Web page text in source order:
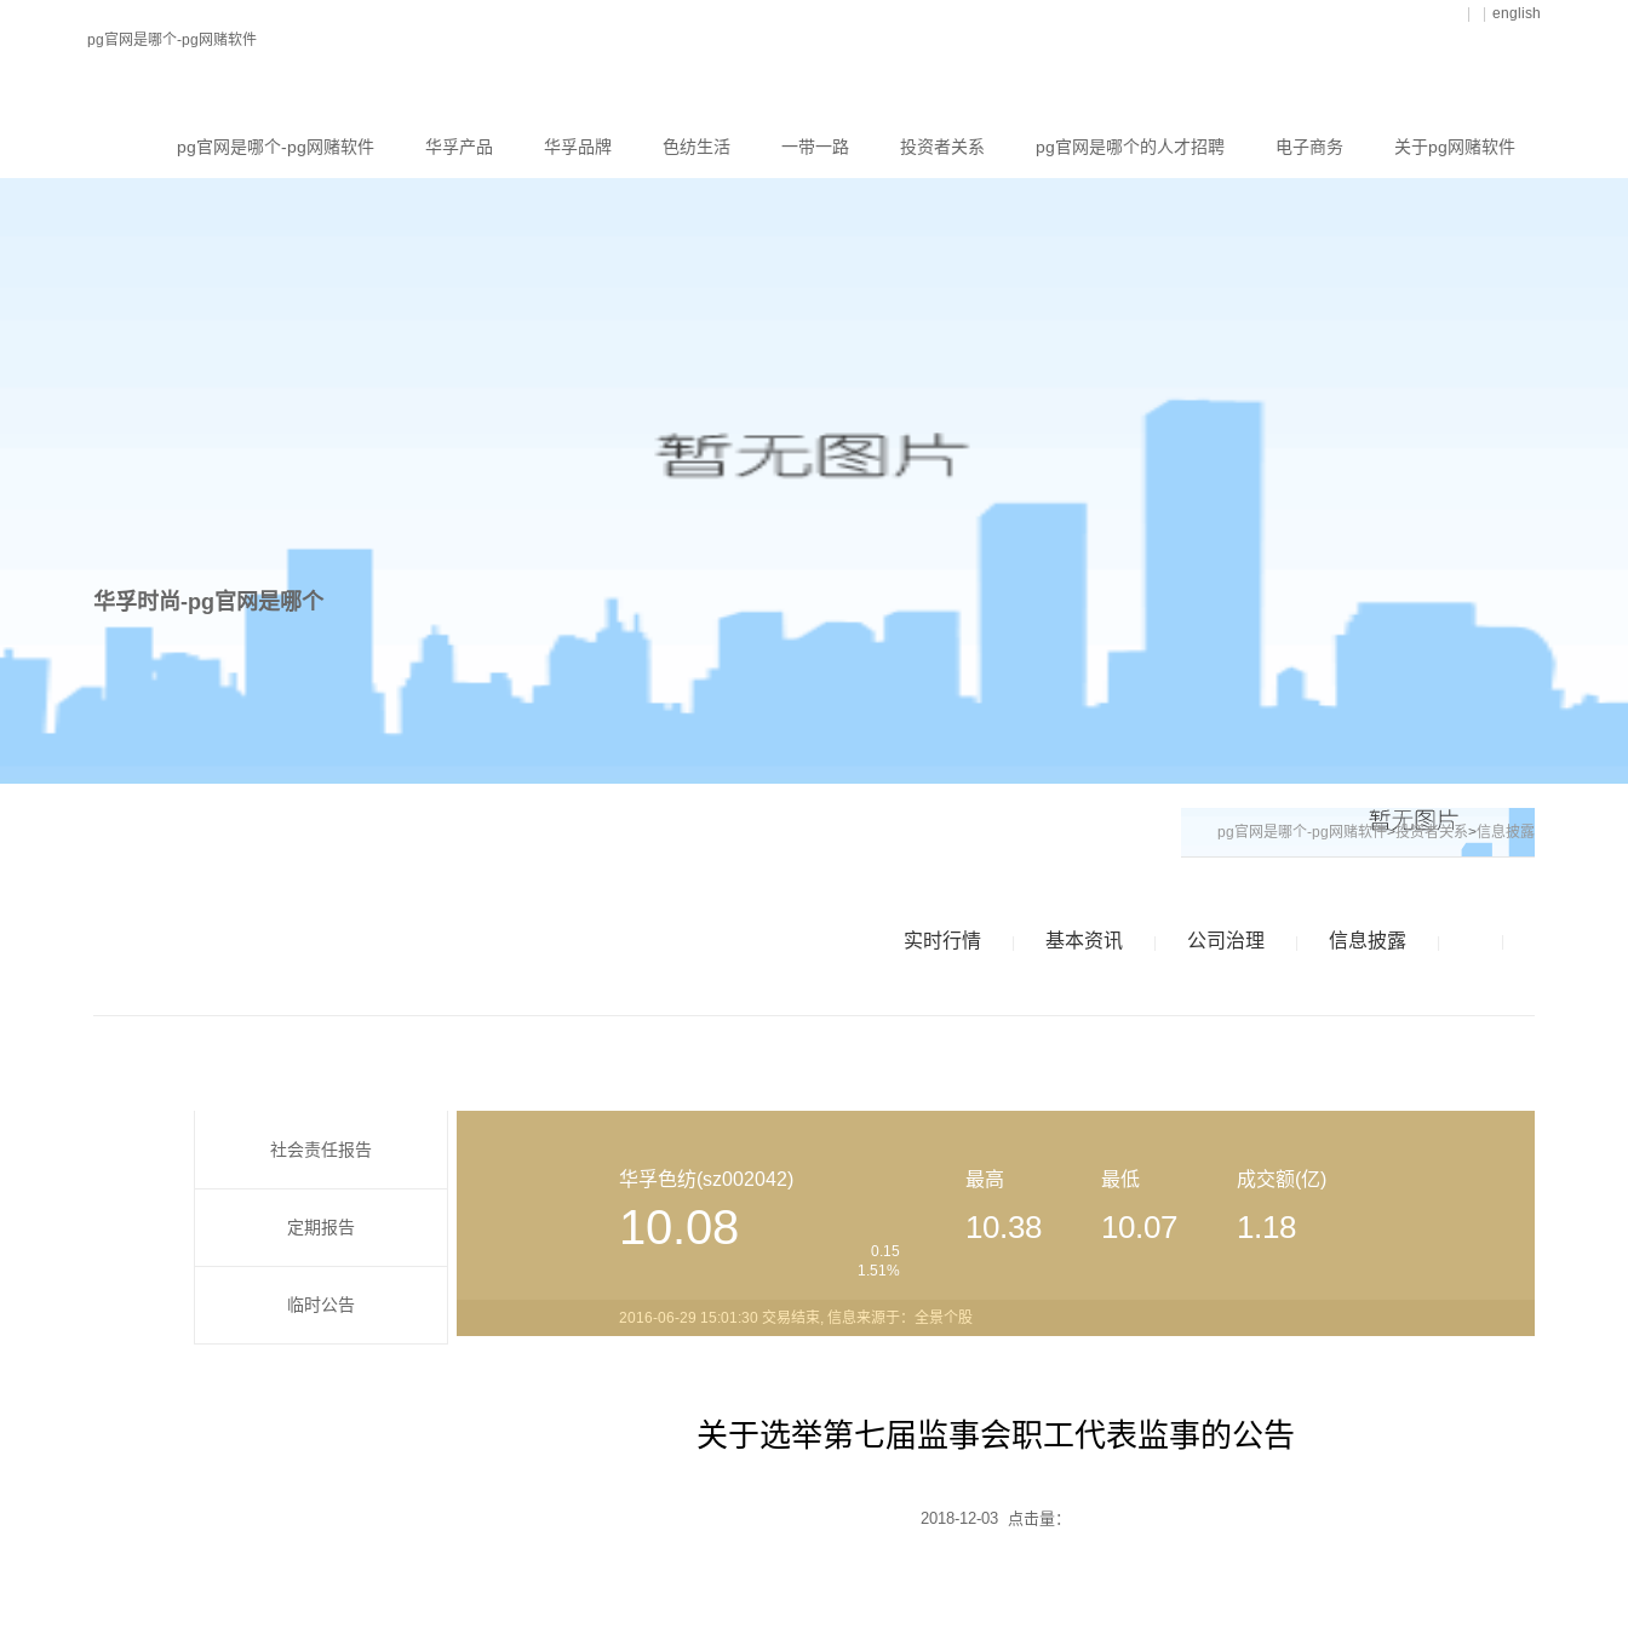
pg官网是哪个-pg网赌软件
english
pg官网是哪个-pg网赌软件 华孚产品 华孚品牌 色纺生活 一带一路 投资者关系 pg官网是哪个的人才招聘 电子商务 关于pg网赌软件
华孚时尚-pg官网是哪个
pg官网是哪个-pg网赌软件>投资者关系>信息披露
信息披露
公司治理
基本资讯
实时行情
社会责任报告
定期报告
临时公告
华孚色纺(sz002042) 最高 最低 成交额(亿)
10.08
0.15
1.51%
10.38 10.07 1.18
2016-06-29 15:01:30 交易结束, 信息来源于：全景个股
关于选举第七届监事会职工代表监事的公告
2018-12-03 点击量：